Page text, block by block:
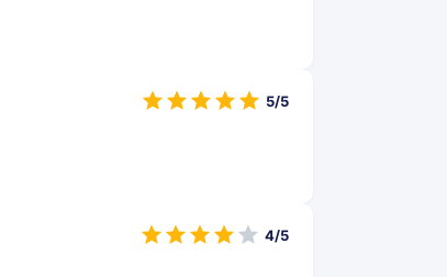
5/5
4/5